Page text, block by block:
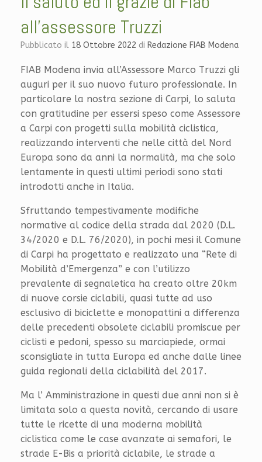
all’assessore Truzzi
Pubblicato il 18 Ottobre 2022 di Redazione FIAB Modena
FIAB Modena invia all’Assessore Marco Truzzi gli
auguri per il suo nuovo futuro professionale. In
particolare la nostra sezione di Carpi, lo saluta
con gratitudine per essersi speso come Assessore
a Carpi con progetti sulla mobilità ciclistica,
realizzando interventi che nelle città del Nord
Europa sono da anni la normalità, ma che solo
lentamente in questi ultimi periodi sono stati
introdotti anche in Italia.
Sfruttando tempestivamente modifiche
normative al codice della strada dal 2020 (D.L.
34/2020 e D.L. 76/2020), in pochi mesi il Comune
di Carpi ha progettato e realizzato una “Rete di
Mobilità d’Emergenza” e con l’utilizzo
prevalente di segnaletica ha creato oltre 20km
di nuove corsie ciclabili, quasi tutte ad uso
esclusivo di biciclette e monopattini a differenza
delle precedenti obsolete ciclabili promiscue per
ciclisti e pedoni, spesso su marciapiede, ormai
sconsigliate in tutta Europa ed anche dalle linee
guida regionali della ciclabilità del 2017.
Ma l’ Amministrazione in questi due anni non si è
limitata solo a questa novità, cercando di usare
tutte le ricette di una moderna mobilità
ciclistica come le case avanzate ai semafori, le
strade E-Bis a priorità ciclabile, le strade a